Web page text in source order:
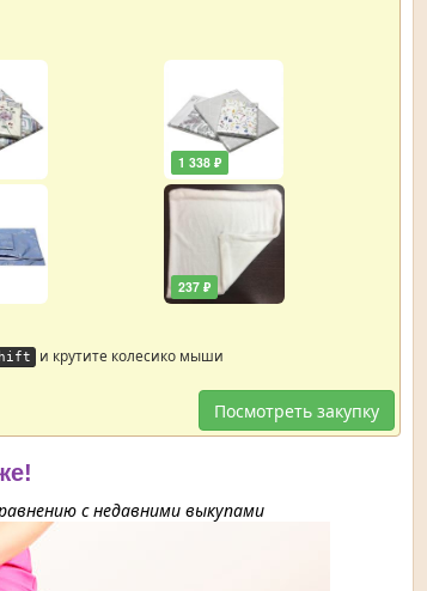
1 338 ₽
237 ₽
и крутите колесико мыши
Посмотреть закупку
с недавними выкупами